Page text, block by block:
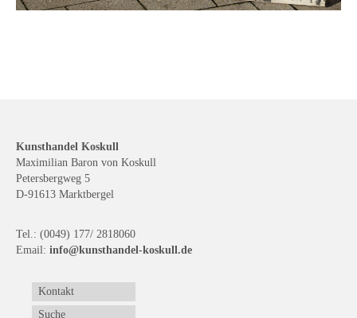
Kunsthandel Koskull
Maximilian Baron von Koskull
Petersbergweg 5
D-91613 Marktbergel
Tel.: (0049) 177/ 2818060
Email: info@kunsthandel-koskull.de
Kontakt
Suche